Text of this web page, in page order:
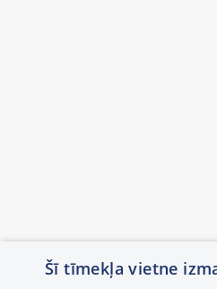
Šī tīmekļa vietne